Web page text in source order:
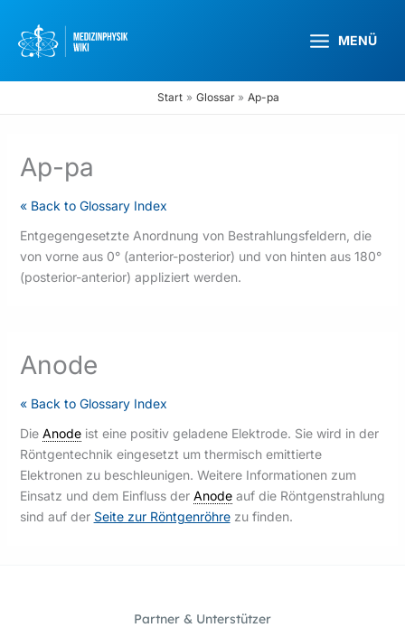
Inhalt
springen
MENÜ
Start Glossar Ap-pa
Ap-pa
« Back to Glossary Index
Entgegengesetzte Anordnung von Bestrahlungsfeldern, die
von vorne aus 0° (anterior-posterior) und von hinten aus 180°
(posterior-anterior) appliziert werden.
Anode
« Back to Glossary Index
Die Anodeist eine positiv geladene Elektrode. Sie wird in der
Röntgentechnik eingesetzt um thermisch emittierte
Elektronen zu beschleunigen. Weitere Informationen zum
Einsatz und dem Einfluss der Anodeauf die Röntgenstrahlung
sind auf der Seite zur Röntgenröhrezu finden.
Partner & Unterstützer